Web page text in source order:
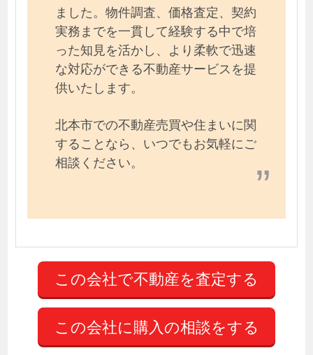
ました。物件調査、価格査定、契約
実務までを一貫して経験する中で培
った知見を活かし、より柔軟で迅速
な対応ができる不動産サービスを提
供いたします。
北本市での不動産売買や住まいに関
することなら、いつでもお気軽にご
相談ください。
この会社に購入の相談をする